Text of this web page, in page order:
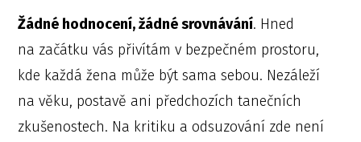
Žádné hodnocení, žádné srovnávání. Hned
na začátku vás přivítám v bezpečném prostoru,
kde každá žena může být sama sebou. Nezáleží
na věku, postavě ani předchozích tanečních
zkušenostech. Na kritiku a odsuzování zde není